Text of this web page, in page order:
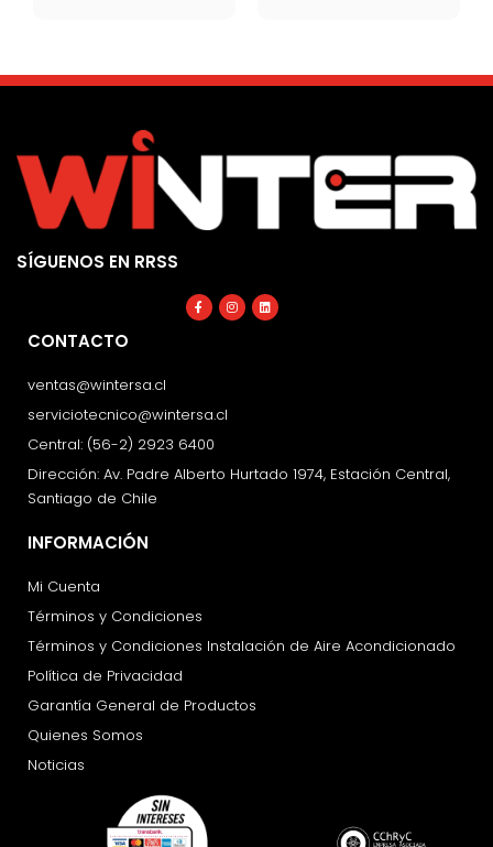
SÍGUENOS EN RRSS
Facebook-
f
Instagram
Linkedin
CONTACTO
ventas@wintersa.cl
serviciotecnico@wintersa.cl
Central: (56-2) 2923 6400
Dirección: Av. Padre Alberto Hurtado 1974, Estación Central,
Santiago de Chile
INFORMACIÓN
Mi Cuenta
Términos y Condiciones
Términos y Condiciones Instalación de Aire Acondicionado
Política de Privacidad
Garantía General de Productos
Quienes Somos
Noticias